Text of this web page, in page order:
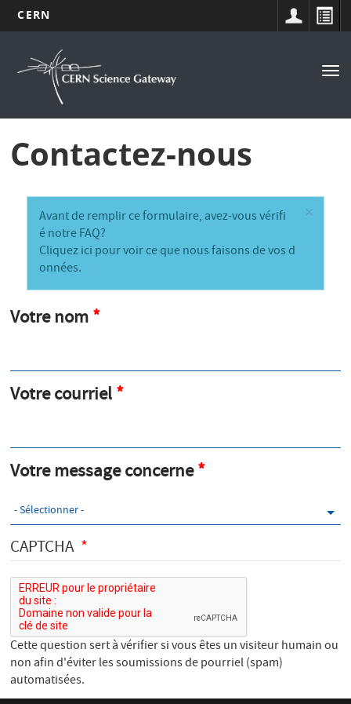
contenu
CERN
Navigation
principale
Contactez-nous
×
M
e
s
s
a
e
d
i
n
f
o
r
m
a
t
i
o
Avant de remplir ce formulaire, avez-vous vérifi
é notre FAQ?
Cliquez ici pour voir ce que nous faisons de vos d
onnées.
Votre nom
Votre courriel
Votre message concerne
CAPTCHA
Cette question sert à vérifier si vous êtes un visiteur humain ou
non afin d'éviter les soumissions de pourriel (spam)
automatisées.